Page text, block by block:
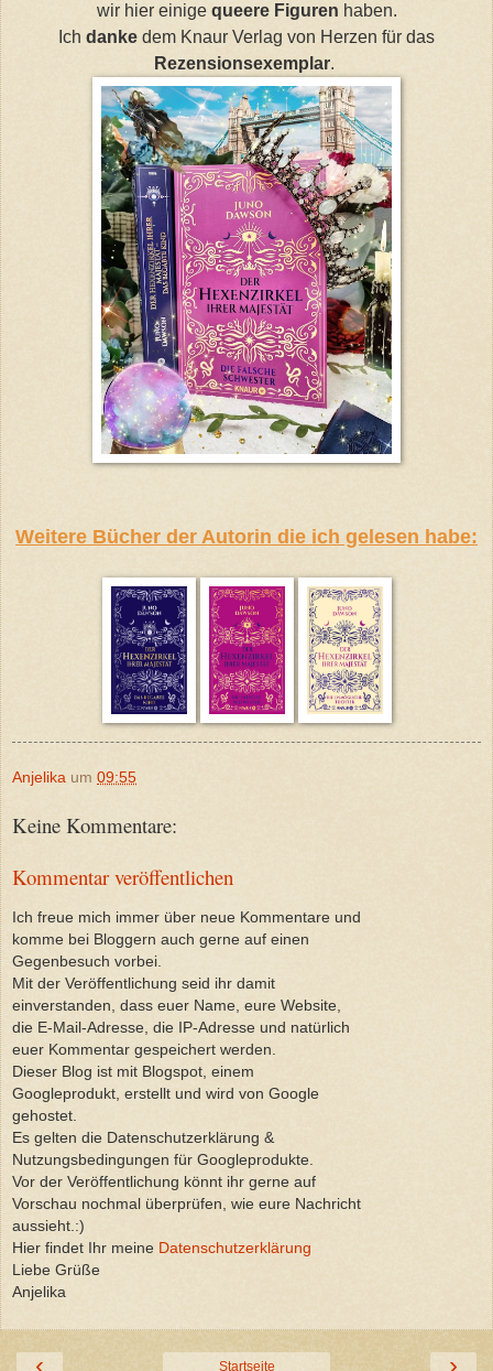
wir hier einige queere Figuren haben.
Ich danke dem Knaur Verlag von Herzen für das
Rezensionsexemplar.
Weitere Bücher der Autorin die ich gelesen habe:
Anjelika um 09:55
Keine Kommentare:
Kommentar veröffentlichen
Ich freue mich immer über neue Kommentare und
komme bei Bloggern auch gerne auf einen
Gegenbesuch vorbei.
Mit der Veröffentlichung seid ihr damit
einverstanden, dass euer Name, eure Website,
die E-Mail-Adresse, die IP-Adresse und natürlich
euer Kommentar gespeichert werden.
Dieser Blog ist mit Blogspot, einem
Googleprodukt, erstellt und wird von Google
gehostet.
Es gelten die Datenschutzerklärung &
Nutzungsbedingungen für Googleprodukte.
Vor der Veröffentlichung könnt ihr gerne auf
Vorschau nochmal überprüfen, wie eure Nachricht
aussieht.:)
Hier findet Ihr meine Datenschutzerklärung
Liebe Grüße
Anjelika
Startseite